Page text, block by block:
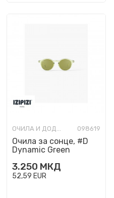
ОЧИЛА И ДОДАТОЦИ 098619
Очила за сонце, #D
Dynamic Green
3.250 МКД
52,59 EUR